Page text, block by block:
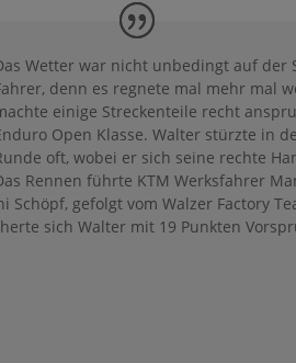
Wetter war nicht unbedingt auf der
denn es regnete mal mehr mal
einige Streckenteile recht
Open Klasse. Walter stürzte in
oft, wobei er sich seine rechte
Rennen führte KTM Werksfahrer
Schöpf, gefolgt vom Walzer Factory
sich Walter mit 19 Punkten